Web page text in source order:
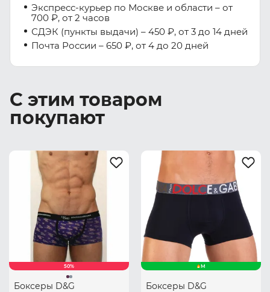
Экспресс-курьер по Москве и области – от
700 ₽, от 2 часов
СДЭК (пункты выдачи) – 450 ₽, от 3 до 14 дней
Почта России – 650 ₽, от 4 до 20 дней
С этим товаром
покупают
50%
Боксеры D&G
M
Боксеры D&G